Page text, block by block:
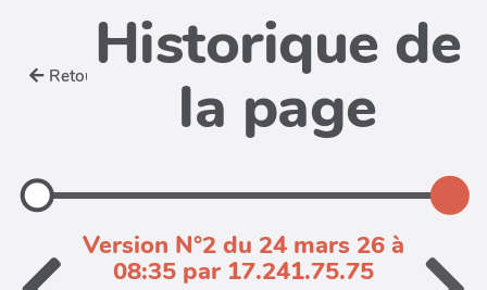
Retour Historique de
la page
Version N°2 du 24 mars 26 à
08:35 par 17.241.75.75